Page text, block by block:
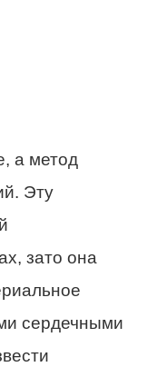
а метод
Эту
зато она
сердечными